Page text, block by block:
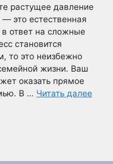
растущее давление
это естественная
ответ на сложные
становится
то это неизбежно
жизни. Ваш
оказать прямое
В … Читать далее